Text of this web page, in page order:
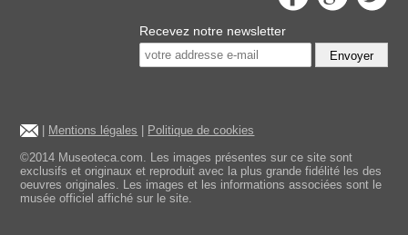
Recevez notre newsletter
Envoyer
Mentions légales
Politique de cookies
©2014 Museoteca.com. Les images présentes sur ce site sont
exclusifs et originaux et reproduit avec la plus grande fidélité les des
oeuvres originales. Les images et les informations associées sont le
musée officiel affiché sur le site.